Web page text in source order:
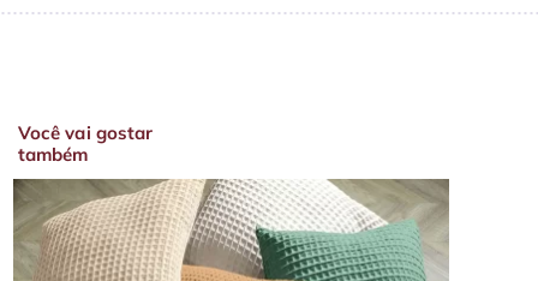
Você vai gostar
também